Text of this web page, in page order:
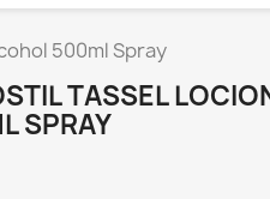
500ml Spray
TASSEL
SPRAY